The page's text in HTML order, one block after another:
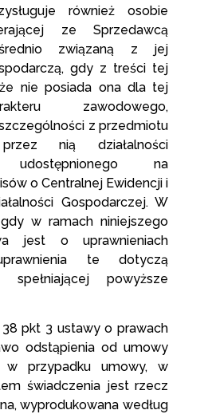
również osobie
ze Sprzedawcą
związaną z jej
gdy z treści tej
nie posiada ona dla tej
zawodowego,
z przedmiotu
nią działalności
udostępnionego na
o Centralnej Ewidencji i
Gospodarczej. W
w ramach niniejszego
jest o uprawnieniach
te dotyczą
powyższe
pkt 3 ustawy o prawach
odstąpienia od umowy
w przypadku umowy, w
świadczenia jest rzecz
wyprodukowana według